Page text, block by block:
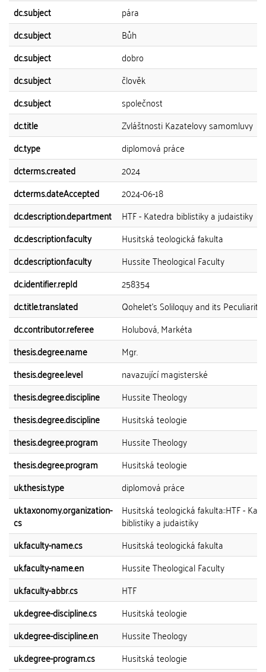
dc.subject
pára
dc.subject
Bůh
dc.subject
dobro
dc.subject
člověk
dc.subject
společnost
dc.title
Zvláštnosti Kazatelovy samomluvy
dc.type
diplomová práce
dcterms.created
2024
dcterms.dateAccepted
2024-06-18
dc.description.department
HTF - Katedra biblistiky a judaistiky
dc.description.faculty
Husitská teologická fakulta
dc.description.faculty
Hussite Theological Faculty
dc.identifier.repId
258354
dc.title.translated
Qohelet's Soliloquy and its
dc.contributor.referee
Holubová, Markéta
thesis.degree.name
Mgr.
thesis.degree.level
navazující magisterské
thesis.degree.discipline
Hussite Theology
thesis.degree.discipline
Husitská teologie
thesis.degree.program
Hussite Theology
thesis.degree.program
Husitská teologie
uk.thesis.type
diplomová práce
uk.taxonomy.organization-
cs
Husitská teologická fakulta::HTF -
biblistiky a judaistiky
uk.faculty-name.cs
Husitská teologická fakulta
uk.faculty-name.en
Hussite Theological Faculty
uk.faculty-abbr.cs
HTF
uk.degree-discipline.cs
Husitská teologie
uk.degree-discipline.en
Hussite Theology
uk.degree-program.cs
Husitská teologie